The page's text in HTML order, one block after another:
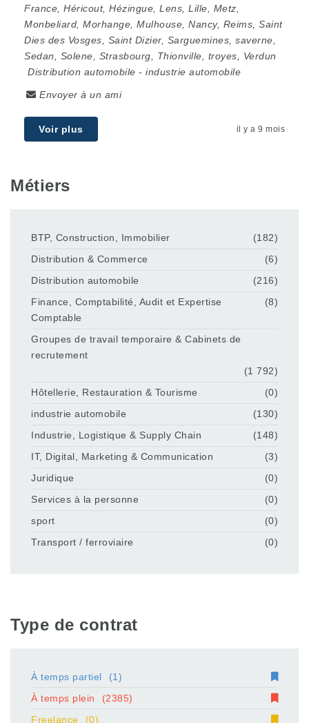
France Héricout, Hézingue Lens Lille Metz
Monbeliard Morhange Mulhouse Nancy, Reims Saint
Dies des Vosges
Saint Dizier, Sarguemines saverne
Sedan
Solene Strasbourg Thionville troyes
Verdun
Distribution automobile - industrie automobile
Envoyer à un ami
Voir plus il y a 9 mois
Métiers
BTP, Construction, Immobilier
(182)
Distribution & Commerce
(6)
Distribution automobile
(216)
Finance, Comptabilité, Audit et Expertise
Comptable
(8)
Groupes de travail temporaire & Cabinets de
recrutement
(1 792)
Hôtellerie, Restauration & Tourisme
(0)
industrie automobile
(130)
Industrie, Logistique & Supply Chain
(148)
IT, Digital, Marketing & Communication
(3)
Juridique
(0)
Services à la personne
(0)
sport
(0)
Transport / ferroviaire
(0)
Type de contrat
À temps partiel
(1)
À temps plein
(2385)
Freelance
(0)